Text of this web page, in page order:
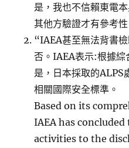
是，我也不信賴東電
其他方驗證才有參考
“IAEA甚至無法背書
否。IAEA表示:根據
是，日本採取的ALPS
相關國際安全標準。
Based on its
IAEA has
activities to the